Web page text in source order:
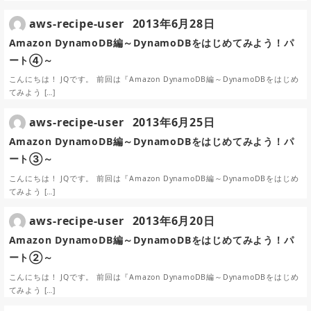
Amazon DynamoDB編～DynamoDBをはじめてみよう！パ
ート④～
こんにちは！ JQです。 前回は『Amazon DynamoDB編～DynamoDBをはじめ
てみよう […]
aws-recipe-user 2013年6月28日
Amazon DynamoDB編～DynamoDBをはじめてみよう！パ
ート③～
こんにちは！ JQです。 前回は『Amazon DynamoDB編～DynamoDBをはじめ
てみよう […]
aws-recipe-user 2013年6月25日
Amazon DynamoDB編～DynamoDBをはじめてみよう！パ
ート②～
こんにちは！ JQです。 前回は『Amazon DynamoDB編～DynamoDBをはじめ
てみよう […]
aws-recipe-user 2013年6月20日